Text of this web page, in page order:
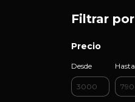
Filtrar por
Precio
Desde Hasta